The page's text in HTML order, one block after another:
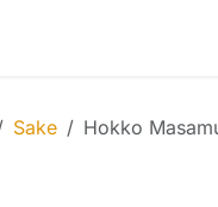
Sake Hokko